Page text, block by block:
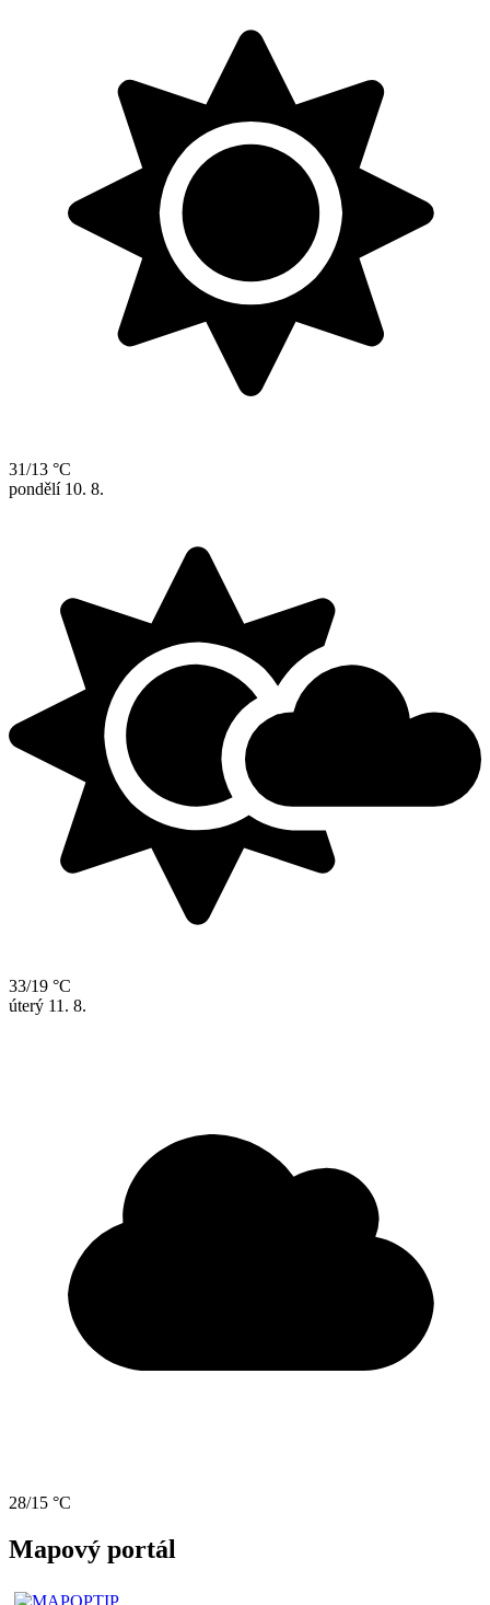
31/13 °C
pondělí 10. 8.
33/19 °C
úterý 11. 8.
28/15 °C
Mapový portál